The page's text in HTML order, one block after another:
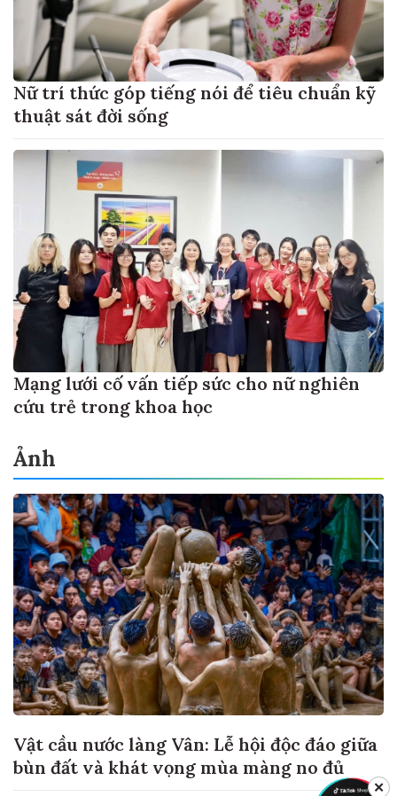
Nữ trí thức góp tiếng nói để tiêu chuẩn kỹ
thuật sát đời sống
Mạng lưới cố vấn tiếp sức cho nữ nghiên
cứu trẻ trong khoa học
Ảnh
Vật cầu nước làng Vân: Lễ hội độc đáo giữa
bùn đất và khát vọng mùa màng no đủ
✕